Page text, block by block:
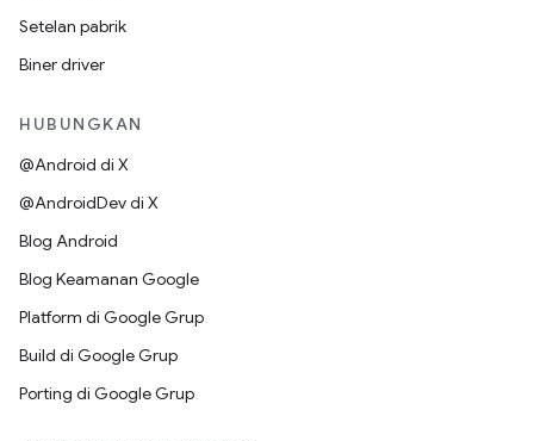
Setelan pabrik
Biner driver
HUBUNGKAN
@Android di X
@AndroidDev di X
Blog Android
Blog Keamanan Google
Platform di Google Grup
Build di Google Grup
Porting di Google Grup